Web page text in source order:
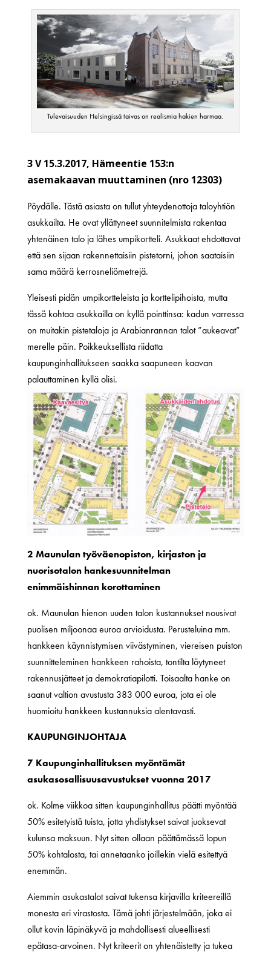
Tulevaisuuden Helsingissä taivas on realismia hakien harmaa.
3 V 15.3.2017, Hämeentie 153:n
asemakaavan muuttaminen (nro 12303)
Pöydälle. Tästä asiasta on tullut yhteydenottoja taloyhtiön
asukkailta. He ovat yllättyneet suunnitelmista rakentaa
yhtenäinen talo ja lähes umpikortteli. Asukkaat ehdottavat
että sen sijaan rakennettaisiin pistetorni, johon saataisiin
sama määrä kerrosneliömetrejä.
Yleisesti pidän umpikortteleista ja korttelipihoista, mutta
tässä kohtaa asukkailla on kyllä pointtinsa: kadun varressa
on muitakin pistetaloja ja Arabianrannan talot ”aukeavat”
merelle päin. Poikkeuksellista riidatta
kaupunginhallitukseen saakka saapuneen kaavan
palauttaminen kyllä olisi.
2 Maunulan työväenopiston, kirjaston ja
nuorisotalon hankesuunnitelman
enimmäishinnan korottaminen
ok. Maunulan hienon uuden talon kustannukset nousivat
puolisen miljoonaa euroa arvioidusta. Perusteluina mm.
hankkeen käynnistymisen viivästyminen, viereisen puiston
suunnitteleminen hankkeen rahoista, tontilta löytyneet
rakennusjätteet ja demokratiapilotti. Toisaalta hanke on
saanut valtion avustusta 383 000 euroa, jota ei ole
huomioitu hankkeen kustannuksia alentavasti.
KAUPUNGINJOHTAJA
7 Kaupunginhallituksen myöntämät
asukasosallisuusavustukset vuonna 2017
ok. Kolme viikkoa sitten kaupunginhallitus päätti myöntää
50% esitetyistä tuista, jotta yhdistykset saivat juoksevat
kulunsa maksuun. Nyt sitten ollaan päättämässä lopun
50% kohtalosta, tai annetaanko joillekin vielä esitettyä
enemmän.
Aiemmin asukastalot saivat tukensa kirjavilla kriteereillä
monesta eri virastosta. Tämä johti järjestelmään, joka ei
ollut kovin läpinäkyvä ja mahdollisesti alueellisesti
epätasa-arvoinen. Nyt kriteerit on yhtenäistetty ja tukea